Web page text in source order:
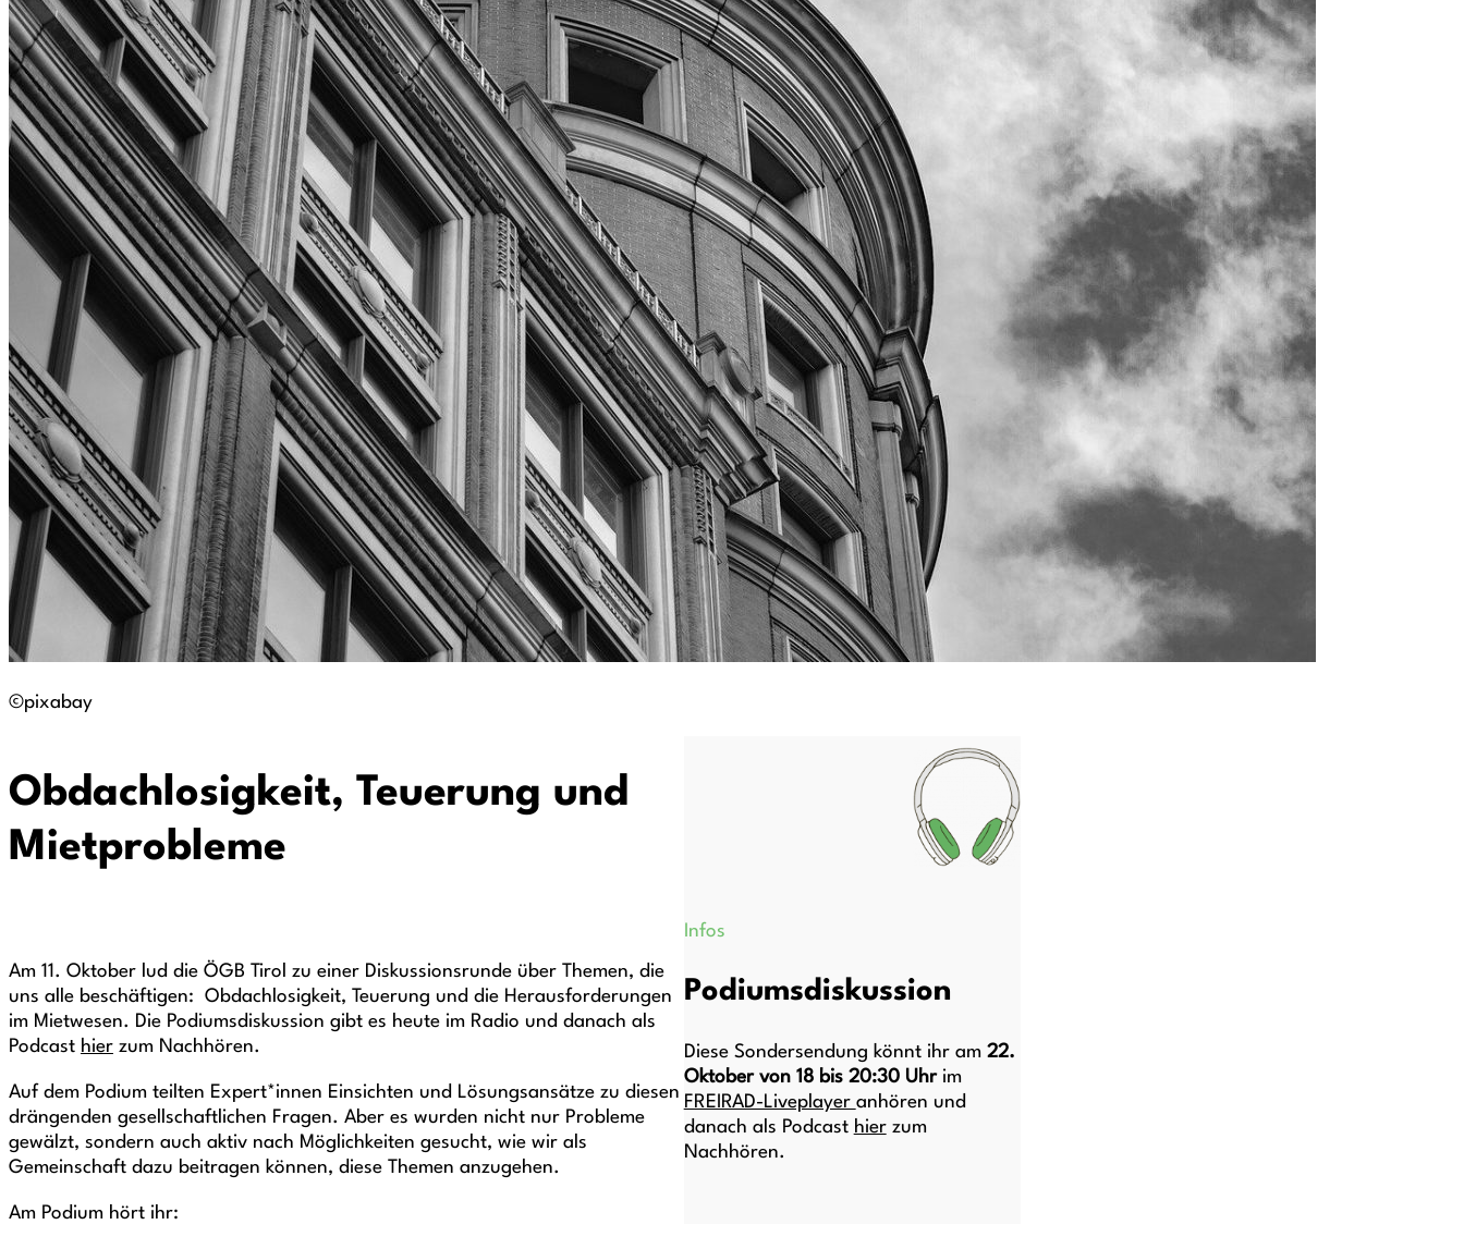
©pixabay
Obdachlosigkeit, Teuerung und
Mietprobleme
Am 11. Oktober lud die ÖGB Tirol zu einer Diskussionsrunde über Themen, die
uns alle beschäftigen: Obdachlosigkeit, Teuerung und die Herausforderungen
im Mietwesen. Die Podiumsdiskussion gibt es heute im Radio und danach als
Podcast hier zum Nachhören.
Auf dem Podium teilten Expert*innen Einsichten und Lösungsansätze zu diesen
drängenden gesellschaftlichen Fragen. Aber es wurden nicht nur Probleme
gewälzt, sondern auch aktiv nach Möglichkeiten gesucht, wie wir als
Gemeinschaft dazu beitragen können, diese Themen anzugehen.
Am Podium hört ihr:
Infos
Podiumsdiskussion
Diese Sondersendung könnt ihr am 22.
Oktober von 18 bis 20:30 Uhrim
FREIRAD-Liveplayer anhören und
danach als Podcast hierzum
Nachhören.